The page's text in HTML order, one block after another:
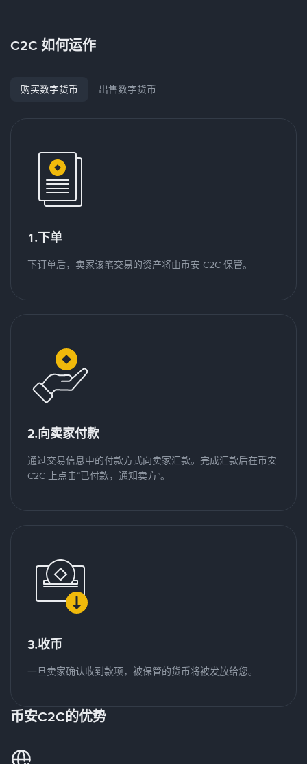
C2C 如何运作
购买数字货币 出售数字货币
1.下单
下订单后，卖家该笔交易的资产将由币安 C2C 保管。
2.向卖家付款
通过交易信息中的付款方式向卖家汇款。完成汇款后在币安
C2C 上点击“已付款，通知卖方”。
3.收币
一旦卖家确认收到款项，被保管的货币将被发放给您。
币安C2C的优势